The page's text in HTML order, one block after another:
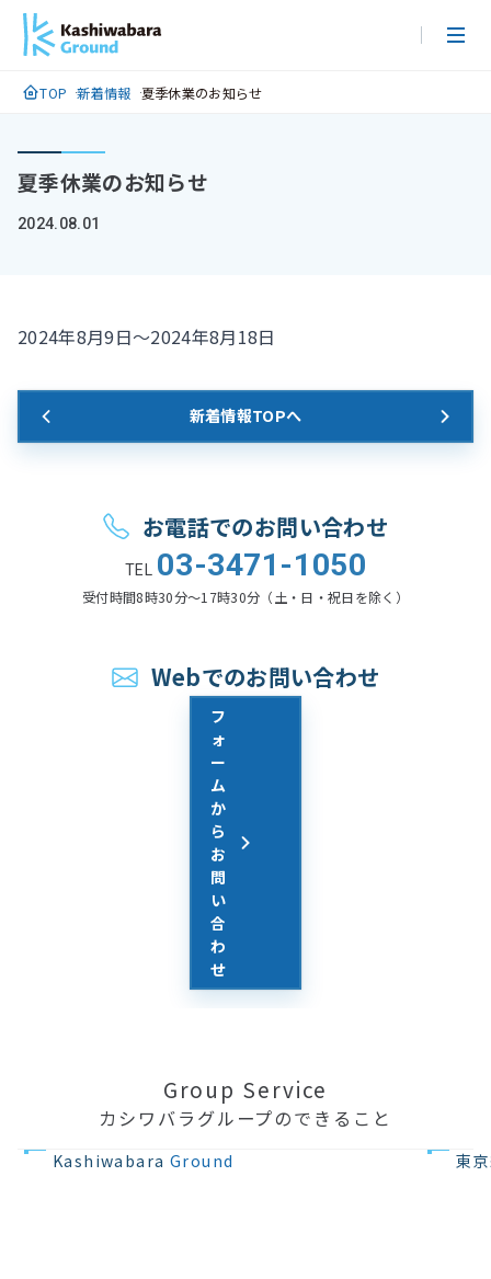
メ
イ
ン
ン
ツ
プ
TOP 新着情報 夏季休業のお知らせ
夏季休業のお知らせ
2024.08.01
2024年8月9日～2024年8月18日
新着情報TOPへ
お電話でのお問い合わせ
TEL 03-3471-1050
受付時間8時30分〜17時30分（土・日・祝日を除く）
Webでのお問い合わせ
フ
ォ
ー
ム
か
ら
お
問
い
合
わ
せ
Group Service
カシワバラグループのできること
Kashiwabara Ground 東